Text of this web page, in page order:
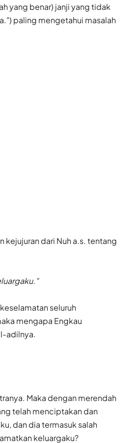
yang benar) janji yang tidak
paling mengetahui masalah
kejujuran dari Nuh a.s. tentang
seluruh
mengapa Engkau
adilnya.
Maka dengan merendah
telah menciptakan dan
dan dia termasuk salah
keluargaku?